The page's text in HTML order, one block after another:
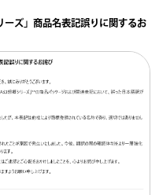
ーズ」商品名表記誤りに関するお